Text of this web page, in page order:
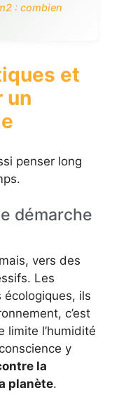
: combien
et
un
penser long
démarche
vers des
Les
ils
c’est
limite l’humidité
y
la
planète.